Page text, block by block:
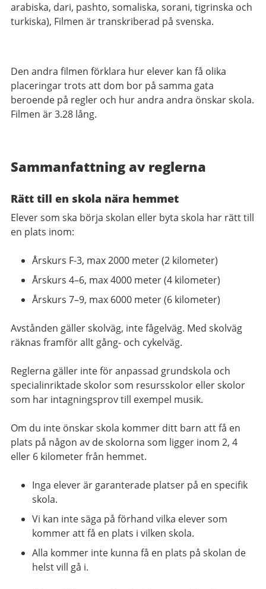
arabiska, dari, pashto, somaliska, sorani, tigrinska och
turkiska), Filmen är transkriberad på svenska.
Den andra filmen förklara hur elever kan få olika
placeringar trots att dom bor på samma gata
beroende på regler och hur andra andra önskar skola.
Filmen är 3.28 lång.
Sammanfattning av reglerna
Rätt till en skola nära hemmet
Elever som ska börja skolan eller byta skola har rätt till
en plats inom:
Årskurs F-3, max 2000 meter (2 kilometer)
Årskurs 4–6, max 4000 meter (4 kilometer)
Årskurs 7–9, max 6000 meter (6 kilometer)
Avstånden gäller skolväg, inte fågelväg. Med skolväg
räknas framför allt gång- och cykelväg.
Reglerna gäller inte för anpassad grundskola och
specialinriktade skolor som resursskolor eller skolor
som har intagningsprov till exempel musik.
Om du inte önskar skola kommer ditt barn att få en
plats på någon av de skolorna som ligger inom 2, 4
eller 6 kilometer från hemmet.
Inga elever är garanterade platser på en specifik
skola.
Vi kan inte säga på förhand vilka elever som
kommer att få en plats i vilken skola.
Alla kommer inte kunna få en plats på skolan de
helst vill gå i.